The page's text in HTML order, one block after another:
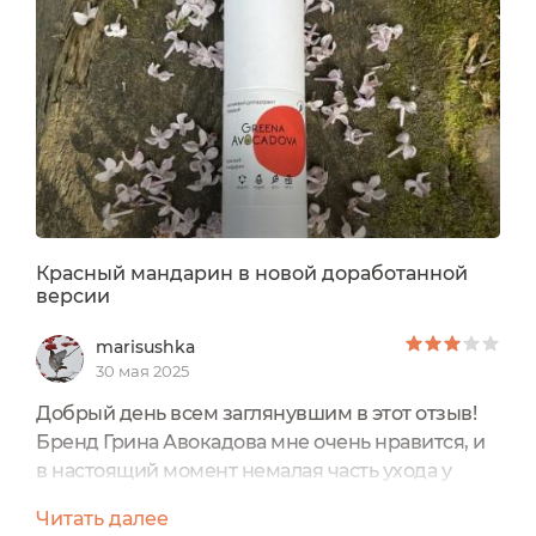
Красный мандарин в новой доработанной
версии
marisushka
30 мая 2025
Добрый день всем заглянувшим в этот отзыв!
Бренд Грина Авокадова мне очень нравится, и
в настоящий момент немалая часть ухода у
для волос, твёрдое умывание в виде пенки и
Читать далее